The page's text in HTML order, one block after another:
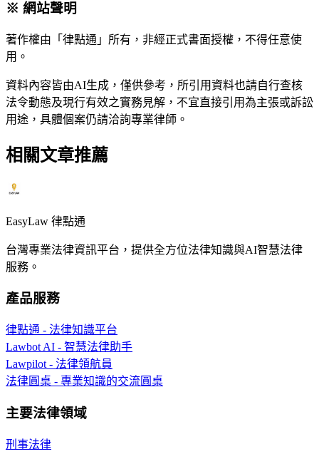
※ 網站聲明
著作權由「律點通」所有，非經正式書面授權，不得任意使
用。
資料內容皆由AI生成，僅供參考，所引用資料也請自行查核
法令動態及現行有效之實務見解，不宜直接引用為主張或訴訟
用途，具體個案仍請洽詢專業律師。
相關文章推薦
EasyLaw 律點通
台灣專業法律資訊平台，提供全方位法律知識與AI智慧法律
服務。
產品服務
律點通 - 法律知識平台
Lawbot AI - 智慧法律助手
Lawpilot - 法律領航員
法律圓桌 - 專業知識的交流圓桌
主要法律領域
刑事法律